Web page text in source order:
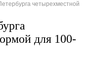
четырехместной
для 100-